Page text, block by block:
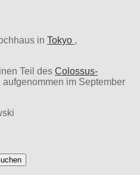
in Tokyo ,
Teil des Colossus-
im September